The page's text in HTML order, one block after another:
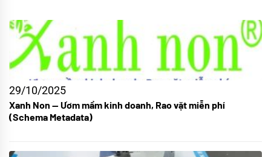
29/10/2025
Xanh Non — Ươm mầm kinh doanh, Rao vặt miễn phí
(Schema Metadata)